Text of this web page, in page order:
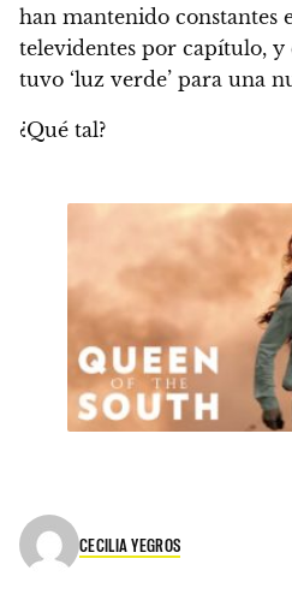
han mantenido constantes
televidentes por capítulo, y
tuvo ‘luz verde’ para una
¿Qué tal?
CECILIA YEGROS